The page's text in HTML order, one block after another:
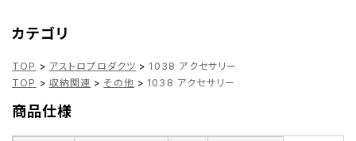
カテゴリ
TOP > アストロプロダクツ > 1038 アクセサリー
TOP > 収納関連 > その他 > 1038 アクセサリー
商品仕様